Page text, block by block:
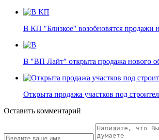
В КП "Близкое" возобновятся продажи
В "ВП Лайт" открыта продажа нового
Открыта продажа участков под
Оставить комментарий